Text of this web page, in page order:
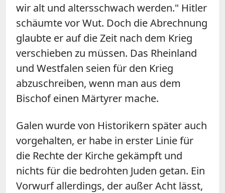
wir alt und altersschwach werden." Hitler
schäumte vor Wut. Doch die Abrechnung
glaubte er auf die Zeit nach dem Krieg
verschieben zu müssen. Das Rheinland
und Westfalen seien für den Krieg
abzuschreiben, wenn man aus dem
Bischof einen Märtyrer mache.
Galen wurde von Historikern später auch
vorgehalten, er habe in erster Linie für
die Rechte der Kirche gekämpft und
nichts für die bedrohten Juden getan. Ein
Vorwurf allerdings, der außer Acht lässt,